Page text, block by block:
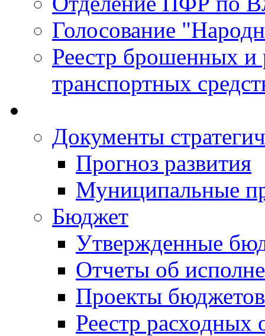
Голосование
Реестр брошенных и
транспортных
Документы
Прогноз развития
Муниципальные
Бюджет
Утвержденные
Отчеты об
Проекты бюджетов
Реестр расходных